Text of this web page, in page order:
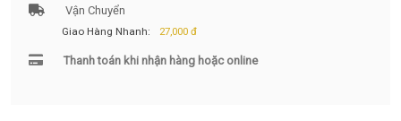
Vận Chuyển
Giao Hàng Nhanh: 27,000 đ
Thanh toán khi nhận hàng hoặc online